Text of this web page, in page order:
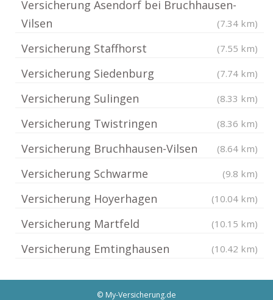
Versicherung Asendorf bei Bruchhausen-
Vilsen
(7.34 km)
Versicherung Staffhorst (7.55 km)
Versicherung Siedenburg (7.74 km)
Versicherung Sulingen (8.33 km)
Versicherung Twistringen (8.36 km)
Versicherung Bruchhausen-Vilsen (8.64 km)
Versicherung Schwarme (9.8 km)
Versicherung Hoyerhagen (10.04 km)
Versicherung Martfeld (10.15 km)
Versicherung Emtinghausen (10.42 km)
© My-Versicherung.de